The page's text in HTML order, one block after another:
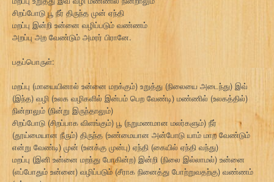
சிறப்போடு பூ நீர் திருந்த முன் ஏந்தி
மறப்பு இன்றி உன்னை வழிப்படும் வண்ணம்
அறப்பு அற வேண்டும் அமரர் பிரானே.
பதப்பொருள்:
மறப்பு (மாயையினால் உன்னை மறக்கும்) உறுத்து (நிலையை அடைந்து) இவ்
(இந்த) வழி (உலக வழிகளில் இன்பம் பெற வேண்டி) மண்ணில் (உலகத்தில்)
நின்றாலும் (நின்று இருந்தாலும்)
சிறப்போடு (சிறப்பாக விளங்கும்) பூ (நறுமணமான மலர்களும்) நீர்
(தூய்மையான நீரும்) திருந்த (உண்மையான அன்போடு யாம் மாற வேண்டும்
என்று வேண்டி) முன் (உனக்கு முன்பு) ஏந்தி (கையில் ஏந்தி வந்து)
மறப்பு (இனி உன்னை மறந்து போகின்ற) இன்றி (நிலை இல்லாமல்) உன்னை
(எப்போதும் உன்னை) வழிப்படும் (சீராக நினைத்து போற்றுவதற்கு) வண்ணம்